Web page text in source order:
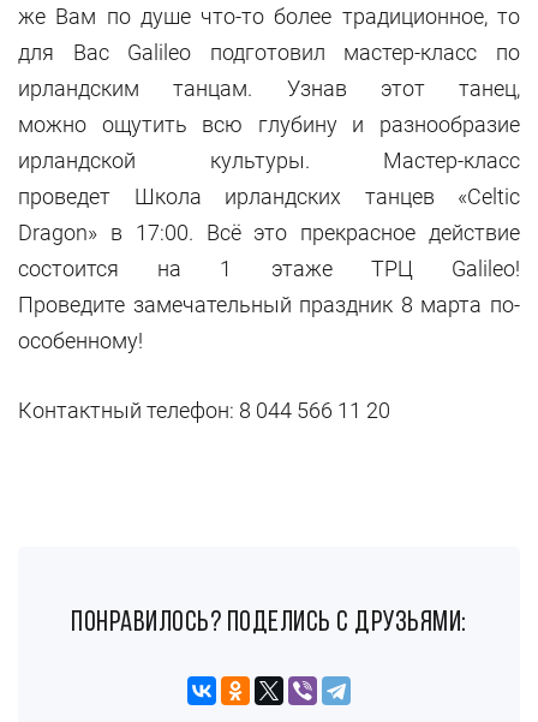
же Вам по душе что-то более традиционное, то
для Вас Galileo подготовил мастер-класс по
ирландским танцам. Узнав этот танец,
можно ощутить всю глубину и разнообразие
ирландской культуры. Мастер-класс
проведет Школа ирландских танцев «Celtic
Dragon» в 17:00. Всё это прекрасное действие
состоится на 1 этаже ТРЦ Galileo!
Проведите замечательный праздник 8 марта по-
особенному!
Контактный телефон: 8 044 566 11 20
понравилось? поделись с друзьями: